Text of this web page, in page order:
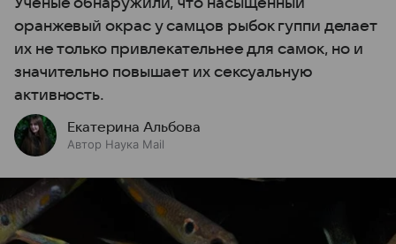
оранжевый окрас у самцов рыбок гуппи делает
их не только привлекательнее для самок, но и
значительно повышает их сексуальную
активность.
Екатерина Альбова
Автор Наука Mail